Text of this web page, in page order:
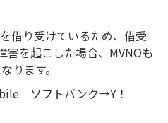
借り受けているため、借受
害を起こした場合、MVNOも
ります。
ソフトバンク→Y！